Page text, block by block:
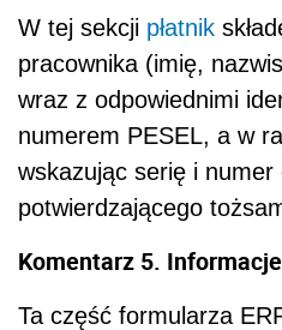
W tej sekcji płatnik
pracownika (imię,
wraz z odpowiednimi
numerem PESEL, a w
wskazując serię i numer
potwierdzającego
Komentarz 5.
Ta część formularza